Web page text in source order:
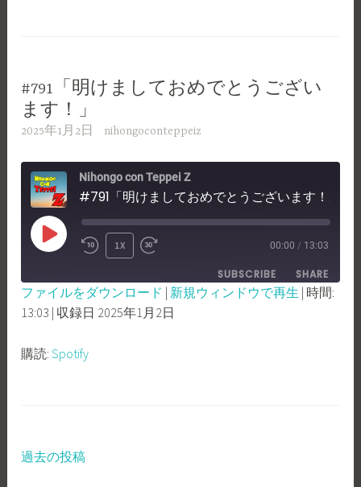
#791「明けましておめでとうござい
ます！」
2025年1月2日 nihongoconteppeiz
Nihongo con Teppei Z
#791「明けましておめでとうございます！」
PLAY
REWIND
10
SECONDS
1X
FAST
FORWARD
30
00:00 / 13:03
SUBSCRIBE SHARE
Spotify
RSS FEED
SHARE
LINK
ファイルをダウンロード | 新規ウィンドウで再生 | 時間:
13:03 | 収録日 2025年1月2日
購読:Spotify
投
過去の投稿